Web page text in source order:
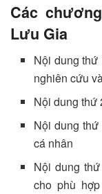
Các
Lưu Gia
Nội dung thứ
nghiên cứu
Nội dung thứ
Nội dung
cá nhân
Nội dung
cho phù